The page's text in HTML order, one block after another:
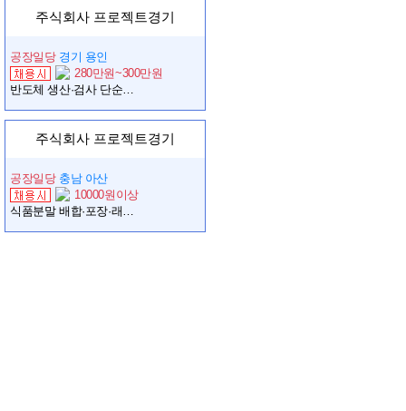
주식회사 프로젝트경기
공장일당 경기 용인
280만원~300만원
반도체 생산·검사 단순업무 (초보가능/안정근무/장기환영)
주식회사 프로젝트경기
공장일당 충남 아산
10000원이상
식품분말 배합·포장·래핑 생산직 (초보가능/위생환경/장기근무)